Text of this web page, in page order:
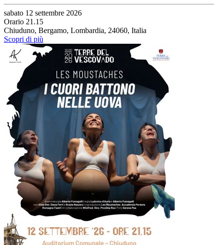
sabato 12 settembre 2026
Orario 21.15
Chiuduno, Bergamo, Lombardia, 24060, Italia
Scopri di più